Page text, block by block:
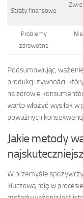
Straty finansowe
Problemy
zdrowotne
Podsumowując,
produkcji żywności,
na zdrowie
warto włożyć wysiłek
poważnych
Jakie metody
W przemyśle
kluczową rolę w